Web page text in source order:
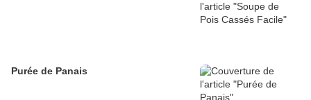
Purée de Panais